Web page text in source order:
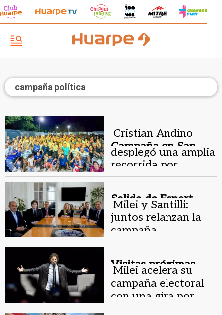
campaña política
Campaña en San
Juan.
Cristian Andino
desplegó una amplia
recorrida por
distintos
departamentos
Salida de Espert.
Milei y Santilli:
juntos relanzan la
campaña
bonaerense en Mar
Visitas próximas.
Milei acelera su
campaña electoral
con una gira por
cinco provincias